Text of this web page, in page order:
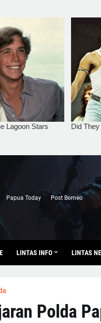
Papua Today Post Borneo
LINTAS INFO LINTAS
Polda